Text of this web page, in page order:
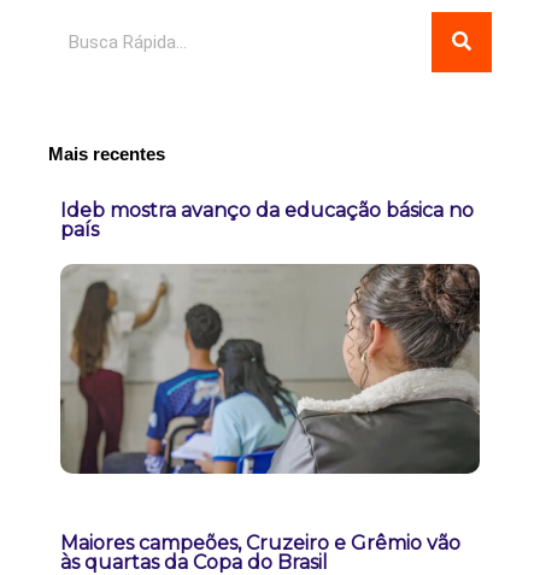
Mais recentes
Ideb mostra avanço da educação básica no
país
Maiores campeões, Cruzeiro e Grêmio vão
às quartas da Copa do Brasil